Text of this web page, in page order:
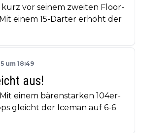
vor seinem zweiten Floor-
einem 15-Darter erhöht der
um 18:49
aus!
einem bärenstarken 104er-
gleicht der Iceman auf 6-6